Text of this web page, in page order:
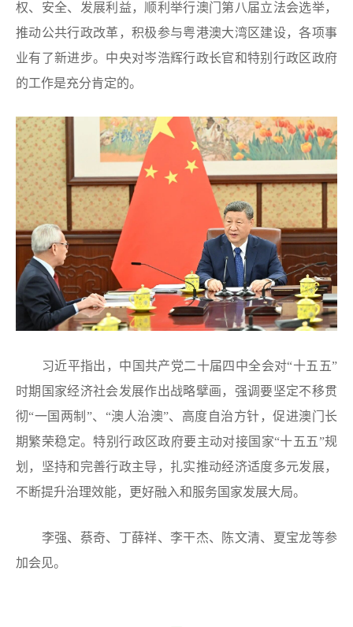
权、安全、发展利益，顺利举行澳门第八届立法会选举，
推动公共行政改革，积极参与粤港澳大湾区建设，各项事
业有了新进步。中央对岑浩辉行政长官和特别行政区政府
的工作是充分肯定的。
习近平指出，中国共产党二十届四中全会对“十五五”
时期国家经济社会发展作出战略擘画，强调要坚定不移贯
彻“一国两制”、“澳人治澳”、高度自治方针，促进澳门长
期繁荣稳定。特别行政区政府要主动对接国家“十五五”规
划，坚持和完善行政主导，扎实推动经济适度多元发展，
不断提升治理效能，更好融入和服务国家发展大局。
李强、蔡奇、丁薛祥、李干杰、陈文清、夏宝龙等参
加会见。